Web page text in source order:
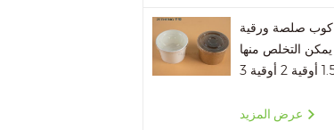
كوب صلصة ورقية
يمكن التخلص منها
1.5 أوقية 2 أوقية 3
عرض المزيد